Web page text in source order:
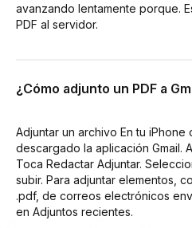
avanzando lentamente porque.
PDF al servidor.
¿Cómo adjunto un PDF a
Adjuntar un archivo En tu
descargado la aplicación Gmail.
Toca Redactar Adjuntar.
subir. Para adjuntar elementos,
.pdf, de correos electrónicos
en Adjuntos recientes.